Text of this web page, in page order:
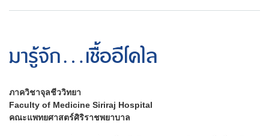
มารู้จัก...เชื้ออีโคไล
ภาควิชาจุลชีววิทยา
Faculty of Medicine Siriraj Hospital
คณะแพทยศาสตร์ศิริราชพยาบาล